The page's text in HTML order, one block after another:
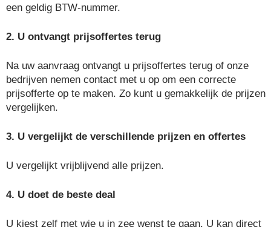
een geldig BTW-nummer.
2. U ontvangt prijsoffertes terug
Na uw aanvraag ontvangt u prijsoffertes terug of onze
bedrijven nemen contact met u op om een correcte
prijsofferte op te maken. Zo kunt u gemakkelijk de prijzen
vergelijken.
3. U vergelijkt de verschillende prijzen en offertes
U vergelijkt vrijblijvend alle prijzen.
4. U doet de beste deal
U kiest zelf met wie u in zee wenst te gaan. U kan direct